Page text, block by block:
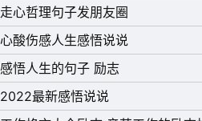
14、如果石头也会流泪的话，我
泣，至少，还可以感受到你的温度
15、主动久了，每个人都会累，
走心哲理句子发朋友圈
心酸伤感人生感悟说说
感悟人生的句子 励志
2022最新感悟说说